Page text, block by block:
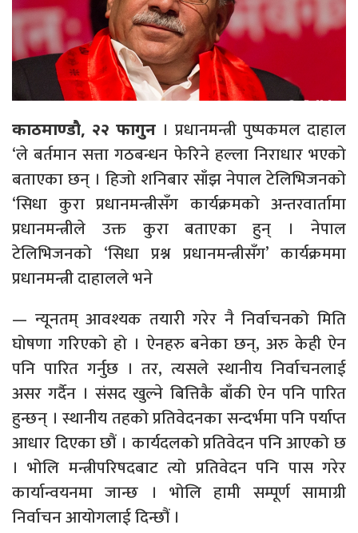
काठमाण्डौ, २२ फागुन । प्रधानमन्त्री पुष्पकमल दाहाल
‘ले बर्तमान सत्ता गठबन्धन फेरिने हल्ला निराधार भएको
बताएका छन् । हिजो शनिबार साँझ नेपाल टेलिभिजनको
‘सिधा कुरा प्रधानमन्त्रीसँग कार्यक्रमको अन्तरवार्तामा
प्रधानमन्त्रीले उक्त कुरा बताएका हुन् । नेपाल
टेलिभिजनको ‘सिधा प्रश्न प्रधानमन्त्रीसँग’ कार्यक्रममा
प्रधानमन्त्री दाहालले भने
— न्यूनतम् आवश्यक तयारी गरेर नै निर्वाचनको मिति
घोषणा गरिएको हो । ऐनहरु बनेका छन्, अरु केही ऐन
पनि पारित गर्नुछ । तर, त्यसले स्थानीय निर्वाचनलाई
असर गर्दैन । संसद खुल्ने बित्तिकै बाँकी ऐन पनि पारित
हुन्छन् । स्थानीय तहको प्रतिवेदनका सन्दर्भमा पनि पर्याप्त
आधार दिएका छौं । कार्यदलको प्रतिवेदन पनि आएको छ
। भोलि मन्त्रीपरिषदबाट त्यो प्रतिवेदन पनि पास गरेर
कार्यान्वयनमा जान्छ । भोलि हामी सम्पूर्ण सामाग्री
निर्वाचन आयोगलाई दिन्छौं ।